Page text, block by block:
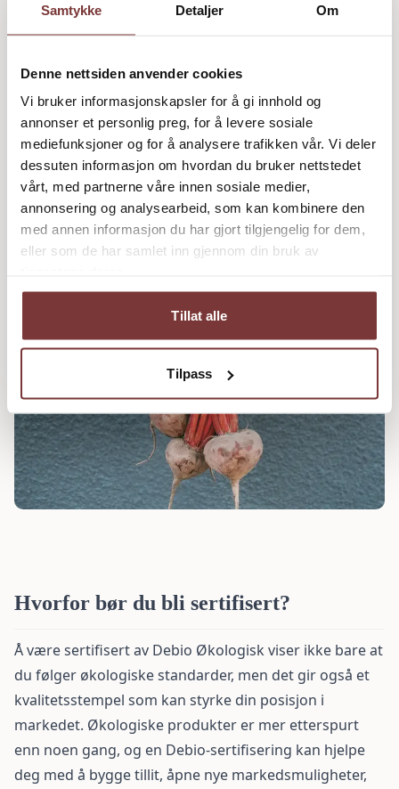
Samtykke Detaljer Om
Denne nettsiden anvender cookies
Vi bruker informasjonskapsler for å gi innhold og
annonser et personlig preg, for å levere sosiale
mediefunksjoner og for å analysere trafikken vår. Vi deler
dessuten informasjon om hvordan du bruker nettstedet
vårt, med partnerne våre innen sosiale medier,
annonsering og analysearbeid, som kan kombinere den
med annen informasjon du har gjort tilgjengelig for dem,
eller som de har samlet inn gjennom din bruk av
Tillat alle
Tilpass
endringer i driftsmetoder, prosesser, eller
innkjøpsrutiner. Videre må du kunne håndtere en
Hvorfor bør du bli sertifisert?
Å være sertifisert av Debio Økologisk viser ikke bare at
du følger økologiske standarder, men det gir også et
kvalitetsstempel som kan styrke din posisjon i
markedet. Økologiske produkter er mer etterspurt
enn noen gang, og en Debio-sertifisering kan hjelpe
deg med å bygge tillit, åpne nye markedsmuligheter,